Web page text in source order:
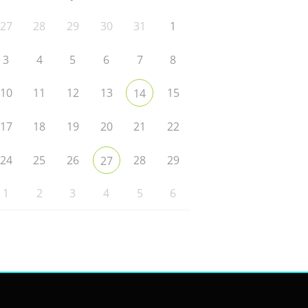
27 28 29 30 31 1
3 4 5 6 7 8
10 11 12 13 14 15
17 18 19 20 21 22
24 25 26 27 28 29
1 2 3 4 5 6